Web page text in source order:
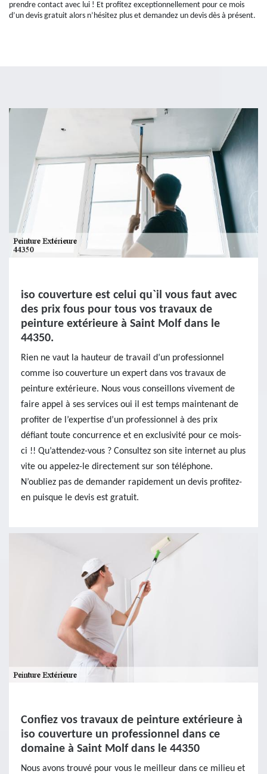
prendre contact avec lui ! Et profitez exceptionnellement pour ce mois
d’un devis gratuit alors n’hésitez plus et demandez un devis dès à présent.
iso couverture est celui qu`il vous faut avec
des prix fous pour tous vos travaux de
peinture extérieure à Saint Molf dans le
44350.
Rien ne vaut la hauteur de travail d’un professionnel
comme iso couverture un expert dans vos travaux de
peinture extérieure. Nous vous conseillons vivement de
faire appel à ses services oui il est temps maintenant de
profiter de l’expertise d’un professionnel à des prix
défiant toute concurrence et en exclusivité pour ce mois-
ci !! Qu’attendez-vous ? Consultez son site internet au plus
vite ou appelez-le directement sur son téléphone.
N’oubliez pas de demander rapidement un devis profitez-
en puisque le devis est gratuit.
Confiez vos travaux de peinture extérieure à
iso couverture un professionnel dans ce
domaine à Saint Molf dans le 44350
Nous avons trouvé pour vous le meilleur dans ce milieu et